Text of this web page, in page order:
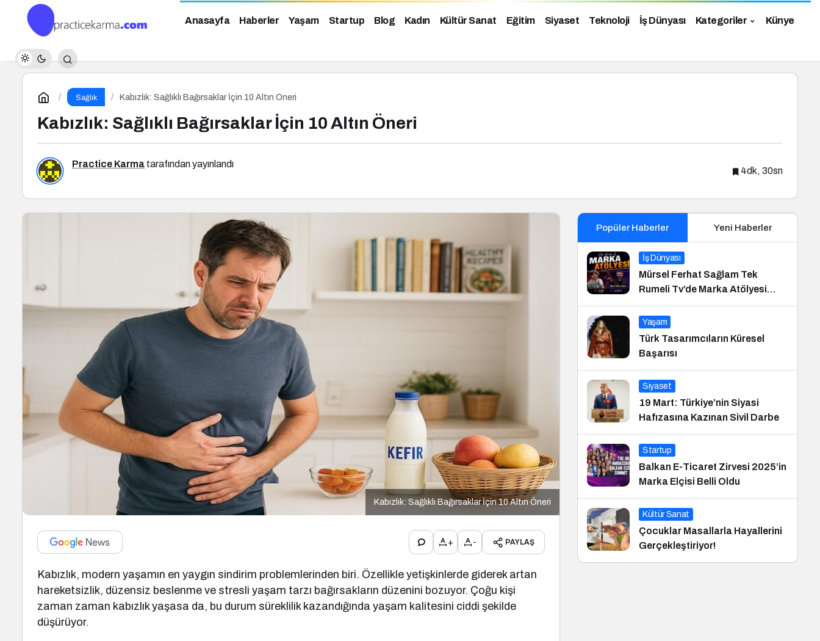
Anasayfa Haberler Yaşam Startup Blog Kadın Kültür Sanat Eğitim Siyaset Teknoloji İş Dünyası Kategoriler Künye
Sağlık Kabızlık: Sağlıklı Bağırsaklar İçin 10 Altın Öneri
Kabızlık: Sağlıklı Bağırsaklar İçin 10 Altın Öneri
Practice Karma tarafından yayınlandı
4dk, 30sn
Kabızlık: Sağlıklı Bağırsaklar İçin 10 Altın Öneri
+ - PAYLAŞ
Kabızlık, modern yaşamın en yaygın sindirim problemlerinden biri. Özellikle yetişkinlerde giderek artan
hareketsizlik, düzensiz beslenme ve stresli yaşam tarzı bağırsakların düzenini bozuyor. Çoğu kişi
zaman zaman kabızlık yaşasa da, bu durum süreklilik kazandığında yaşam kalitesini ciddi şekilde
düşürüyor.
Popüler Haberler Yeni Haberler
İş Dünyası
Mürsel Ferhat Sağlam Tek
Rumeli Tv’de Marka Atölyesi
Programına Konuk Oldu
Yaşam
Türk Tasarımcıların Küresel
Başarısı
Siyaset
19 Mart: Türkiye’nin Siyasi
Hafızasına Kazınan Sivil Darbe
Startup
Balkan E-Ticaret Zirvesi 2025’in
Marka Elçisi Belli Oldu
Kültür Sanat
Çocuklar Masallarla Hayallerini
Gerçekleştiriyor!